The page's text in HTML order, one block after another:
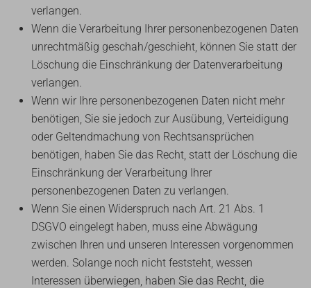
verlangen.
Wenn die Verarbeitung Ihrer personenbezogenen Daten
unrechtmäßig geschah/geschieht, können Sie statt der
Löschung die Einschränkung der Datenverarbeitung
verlangen.
Wenn wir Ihre personenbezogenen Daten nicht mehr
benötigen, Sie sie jedoch zur Ausübung, Verteidigung
oder Geltendmachung von Rechtsansprüchen
benötigen, haben Sie das Recht, statt der Löschung die
Einschränkung der Verarbeitung Ihrer
personenbezogenen Daten zu verlangen.
Wenn Sie einen Widerspruch nach Art. 21 Abs. 1
DSGVO eingelegt haben, muss eine Abwägung
zwischen Ihren und unseren Interessen vorgenommen
werden. Solange noch nicht feststeht, wessen
Interessen überwiegen, haben Sie das Recht, die